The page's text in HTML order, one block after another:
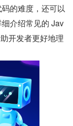
的难度，还可以
介绍常见的 Jav
开发者更好地理